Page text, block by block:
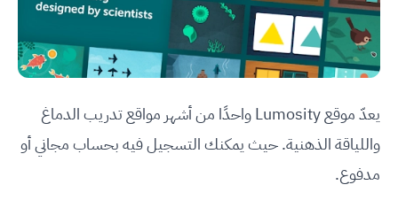
يعدّ موقع Lumosity واحدًا من أشهر مواقع تدريب الدماغ
واللياقة الذهنية. حيث يمكنك التسجيل فيه بحساب مجاني أو
مدفوع.